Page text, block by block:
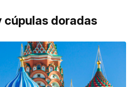
cúpulas doradas